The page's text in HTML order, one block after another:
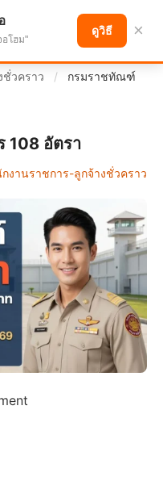
น้า
ชั่วคราว /
กรมราชทัณฑ์
108 อัตรา
งานราชการ-ลูกจ้างชั่วคราว
โฮม"
ดูวิธี ×